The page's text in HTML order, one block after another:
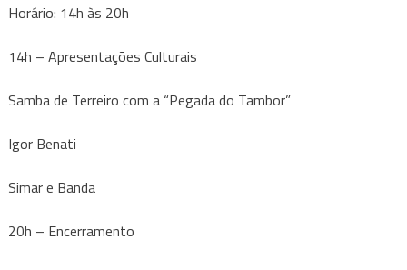
Horário: 14h às 20h
14h – Apresentações Culturais
Samba de Terreiro com a “Pegada do Tambor”
Igor Benati
Simar e Banda
20h – Encerramento